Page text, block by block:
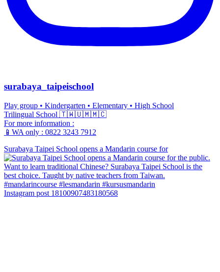
surabaya_taipeischool
Play group • Kindergarten • Elementary • High School
Trilingual School 🇹🇼🇺🇲🇲🇨
For more information :
📱WA only : 0822 3243 7912
Surabaya Taipei School opens a Mandarin course for
Instagram post 18100907483180568